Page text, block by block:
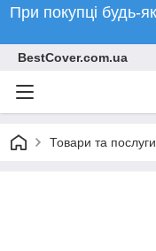
При покупці будь-
BestCover.com.ua
Товари та послуги